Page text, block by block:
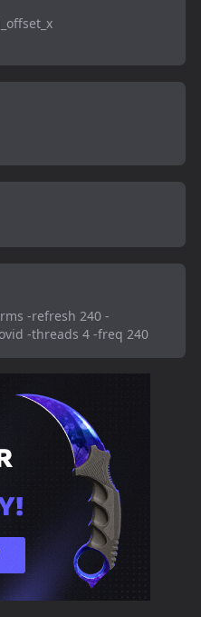
-refresh 240 -
-threads 4 -freq 240